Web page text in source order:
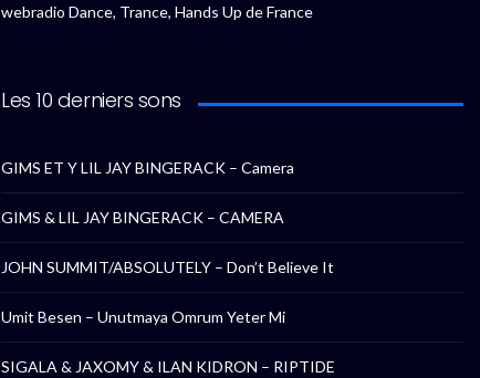
webradio Dance, Trance, Hands Up de France
Les 10 derniers sons
GIMS ET Y LIL JAY BINGERACK – Camera
GIMS & LIL JAY BINGERACK – CAMERA
JOHN SUMMIT/ABSOLUTELY – Don’t Believe It
Umit Besen – Unutmaya Omrum Yeter Mi
SIGALA & JAXOMY & ILAN KIDRON – RIPTIDE